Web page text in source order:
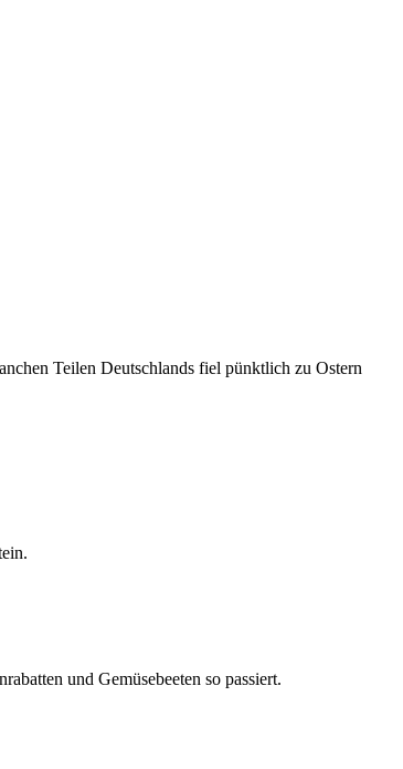
Teilen Deutschlands fiel pünktlich zu Ostern
und Gemüsebeeten so passiert.